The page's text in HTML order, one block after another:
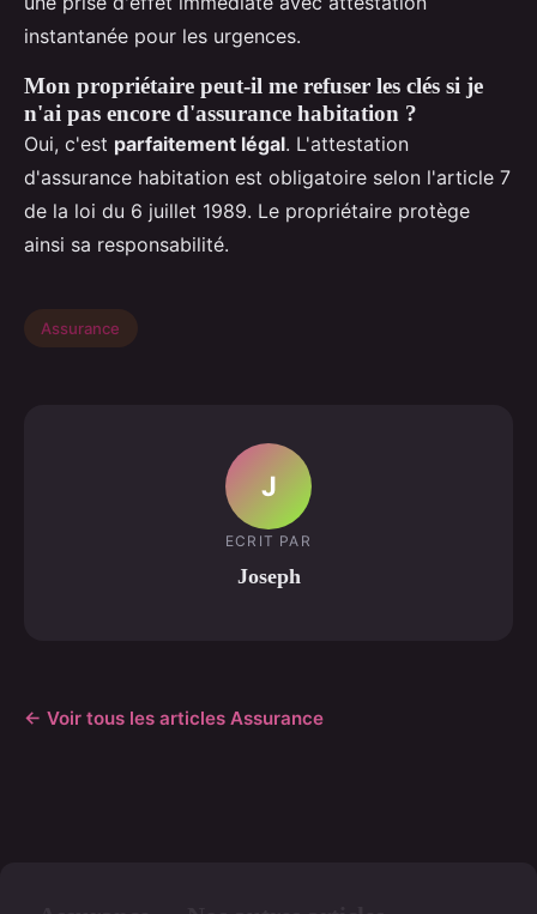
instantanée pour les urgences.
Mon propriétaire peut-il me refuser les clés si je
n'ai pas encore d'assurance habitation ?
Oui, c'est parfaitement légal. L'attestation
d'assurance habitation est obligatoire selon l'article 7
de la loi du 6 juillet 1989. Le propriétaire protège
ainsi sa responsabilité.
Assurance
J
ECRIT PAR
Joseph
← Voir tous les articles Assurance